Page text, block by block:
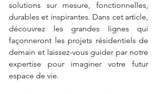
solutions sur mesure, fonctionnelles,
durables et inspirantes. Dans cet article,
découvrez les grandes lignes qui
façonneront les projets résidentiels de
demain et laissez-vous guider par notre
expertise pour imaginer votre futur
espace de vie.